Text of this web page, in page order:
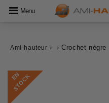
Menu
Ami-hauteur › › Crochet
E
N
S
T
O
C
K